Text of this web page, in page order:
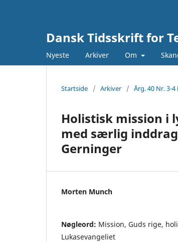
Dansk Tidsskrift for
Nyeste Arkiver Om
Startside / Arkiver / Årg. 40 Nr. 3-4
Holistisk mission i
med særlig
Gerninger
Morten Munch
Nøgleord: Mission, Guds rige,
Lukasevangeliet